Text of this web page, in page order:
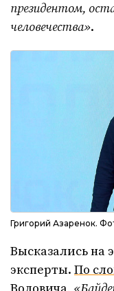
президентом,
человечества».
Григорий Азаренок.
Высказались на
эксперты. По